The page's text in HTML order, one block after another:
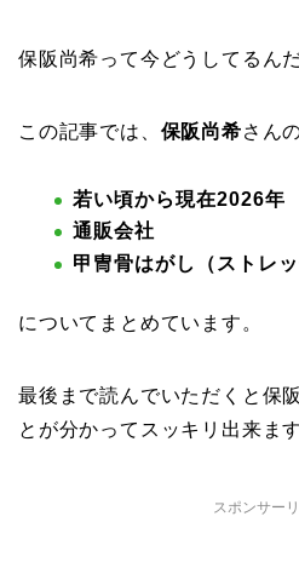
保阪尚希って今どうしてるん
この記事では、 保阪尚希さん
若い頃から現在2026年
通販会社
甲冑骨はがし（ストレ
についてまとめています。
最後まで読んでいただくと保
とが分かってスッキリ出来ます
スポンサー